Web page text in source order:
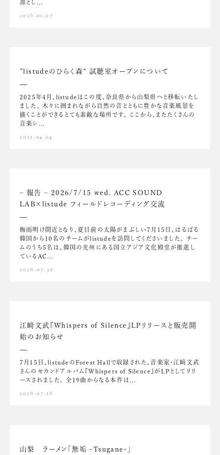
凛とし...
2026.01.07
“listudeのひらく森” 試聴室オープンについて
2025年4月、listudeはこの度、奈良県から山梨県へと移転いたし
ました。 木々に囲まれながら自然の音とともに豊かな音楽風景を
描くことができるとても素敵な場所です。 ここから、またたくさんの
音楽シ...
2025.04.04
– 報告 – 2026/7/15 wed. ACC SOUND
LAB×listude フィールドレコーディング交流
梅雨明け間近となり、夏目前の太陽がまぶしい7月15日、はるばる
韓国から10名のチームがlistudeを訪問してくださいました。 チー
ムのうち5名は、韓国の光州にある国立アジア文化殿堂が推進し
ているAC...
2026.07.30
江﨑文武『Whispers of Silence』LPリリースと販売開
始のお知らせ
7月15日、listudeのForest Hallで収録された、音楽家・江﨑文武
さんのセカンドアルバム『Whispers of Silence』がLPとしてリリ
ースされました。 全19曲からなる本作は...
2026.07.16
山梨 ラーメン「無垢 -Tsugane-」